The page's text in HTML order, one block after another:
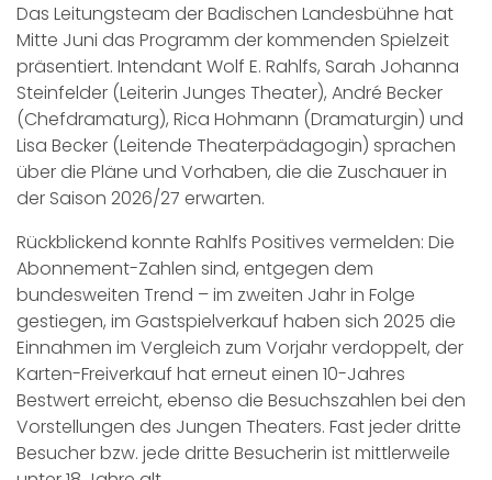
Das Leitungsteam der Badischen Landesbühne hat
Mitte Juni das Programm der kommenden Spielzeit
präsentiert. Intendant Wolf E. Rahlfs, Sarah Johanna
Steinfelder (Leiterin Junges Theater), André Becker
(Chefdramaturg), Rica Hohmann (Dramaturgin) und
Lisa Becker (Leitende Theaterpädagogin) sprachen
über die Pläne und Vorhaben, die die Zuschauer in
der Saison 2026/27 erwarten.
Rückblickend konnte Rahlfs Positives vermelden: Die
Abonnement-Zahlen sind, entgegen dem
bundesweiten Trend – im zweiten Jahr in Folge
gestiegen, im Gastspielverkauf haben sich 2025 die
Einnahmen im Vergleich zum Vorjahr verdoppelt, der
Karten-Freiverkauf hat erneut einen 10-Jahres
Bestwert erreicht, ebenso die Besuchszahlen bei den
Vorstellungen des Jungen Theaters. Fast jeder dritte
Besucher bzw. jede dritte Besucherin ist mittlerweile